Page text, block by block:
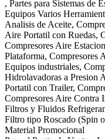
, Partes para Sistemas de
Equipos Varios
Analisis de Aceite,
Aire Portatil con Ruedas,
Compresores Aire
Plataforma, Compresores
Equipos industriales,
Hidrolavadoras a Presion
Portatil con Trailer,
Compresores Aire Contra
Filtros y Fluidos
Filtro tipo Roscado (Spin
Material Promocional